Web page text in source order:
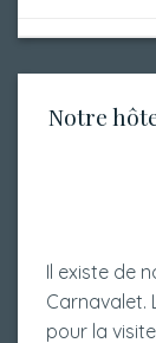
Notre
Il existe de
Carnavalet.
pour la